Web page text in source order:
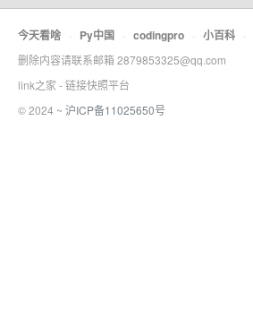
今天看啥 · Py中国 · codingpro · 小百科 ·
删除内容请联系邮箱 2879853325@qq.com
link之家 - 链接快照平台
© 2024 ~ 沪ICP备11025650号